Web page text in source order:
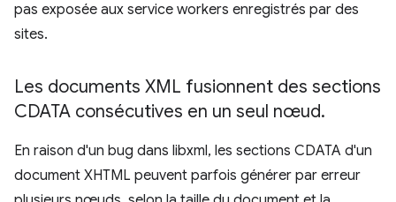
pas exposée aux service workers enregistrés par des
sites.
Les documents XML fusionnent des sections
CDATA consécutives en un seul nœud.
En raison d'un bug dans libxml, les sections CDATA d'un
document XHTML peuvent parfois générer par erreur